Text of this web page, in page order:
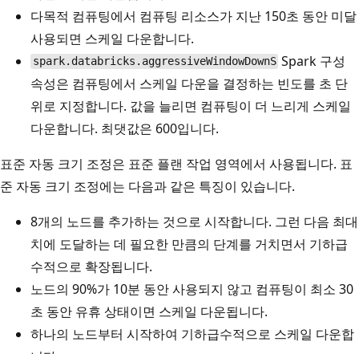
다목적 컴퓨팅에서 컴퓨팅 리소스가 지난 150초 동안 미달
사용되면 스케일 다운합니다.
spark.databricks.aggressiveWindowDownS Spark 구성
속성은 컴퓨팅에서 스케일 다운을 결정하는 빈도를 초 단
위로 지정합니다. 값을 늘리면 컴퓨팅이 더 느리게 스케일
다운합니다. 최댓값은 600입니다.
표준 자동 크기 조정은 표준 플랜 작업 영역에서 사용됩니다. 표
준 자동 크기 조정에는 다음과 같은 특징이 있습니다.
8개의 노드를 추가하는 것으로 시작합니다. 그런 다음 최대
치에 도달하는 데 필요한 만큼의 단계를 거치면서 기하급
수적으로 확장됩니다.
노드의 90%가 10분 동안 사용되지 않고 컴퓨팅이 최소 30
초 동안 유휴 상태이면 스케일 다운됩니다.
하나의 노드부터 시작하여 기하급수적으로 스케일 다운합